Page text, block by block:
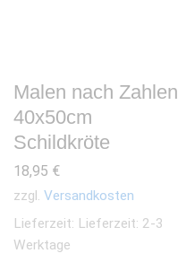
Malen nach Zahlen
40x50cm
Schildkröte
18,95 €
zzgl. Versandkosten
Lieferzeit: Lieferzeit: 2-3
Werktage